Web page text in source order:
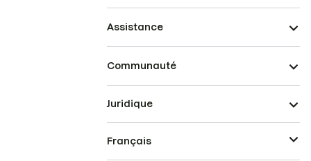
Assistance
Communauté
Juridique
Français